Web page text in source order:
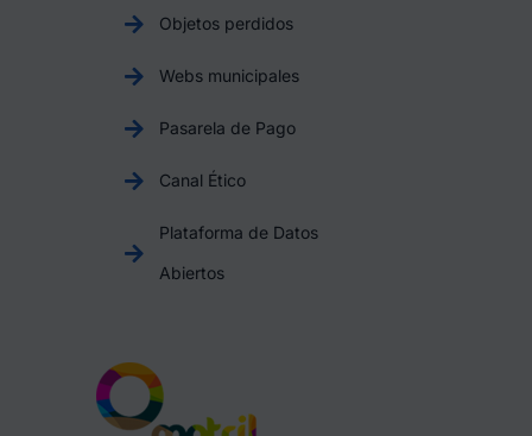
Objetos perdidos
Webs municipales
Pasarela de Pago
Canal Ético
Plataforma de Datos
Abiertos